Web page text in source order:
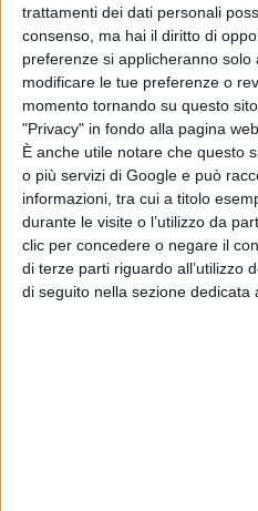
trattamenti dei dati personali
consenso, ma hai il diritto di
preferenze si applicheranno solo
modificare le tue preferenze o
momento tornando su questo
"Privacy" in fondo alla pagina
È anche utile notare che questo
o più servizi di Google e può
informazioni, tra cui a titolo
durante le visite o l’utilizzo da
clic per concedere o negare il
di terze parti riguardo all’utilizzo
di seguito nella sezione dedicata
Nel computo non risulta il Vietri
spiegato Florenzano i pazienti
erano poggiati in una struttura
l' ospedale.
Gli asintomatici a domicilio
dimessi. 6 restano le persone
Stabili i numeri di Neuromed e
Condividi su: